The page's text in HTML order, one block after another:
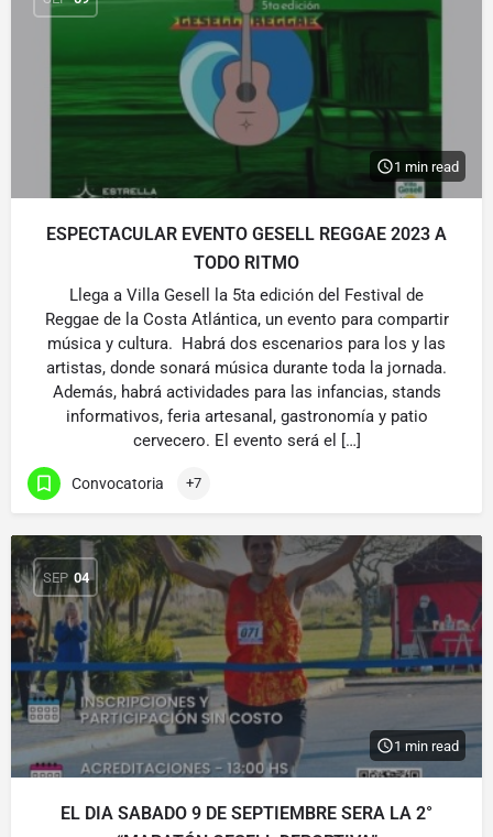
1 min read
ESPECTACULAR EVENTO GESELL REGGAE 2023 A
TODO RITMO
Llega a Villa Gesell la 5ta edición del Festival de
Reggae de la Costa Atlántica, un evento para compartir
música y cultura. Habrá dos escenarios para los y las
artistas, donde sonará música durante toda la jornada.
Además, habrá actividades para las infancias, stands
informativos, feria artesanal, gastronomía y patio
cervecero. El evento será el […]
Convocatoria +7
SEP 04
1 min read
EL DIA SABADO 9 DE SEPTIEMBRE SERA LA 2°